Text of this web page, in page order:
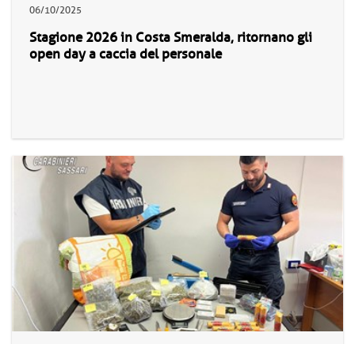
06/10/2025
Stagione 2026 in Costa Smeralda, ritornano gli
open day a caccia del personale